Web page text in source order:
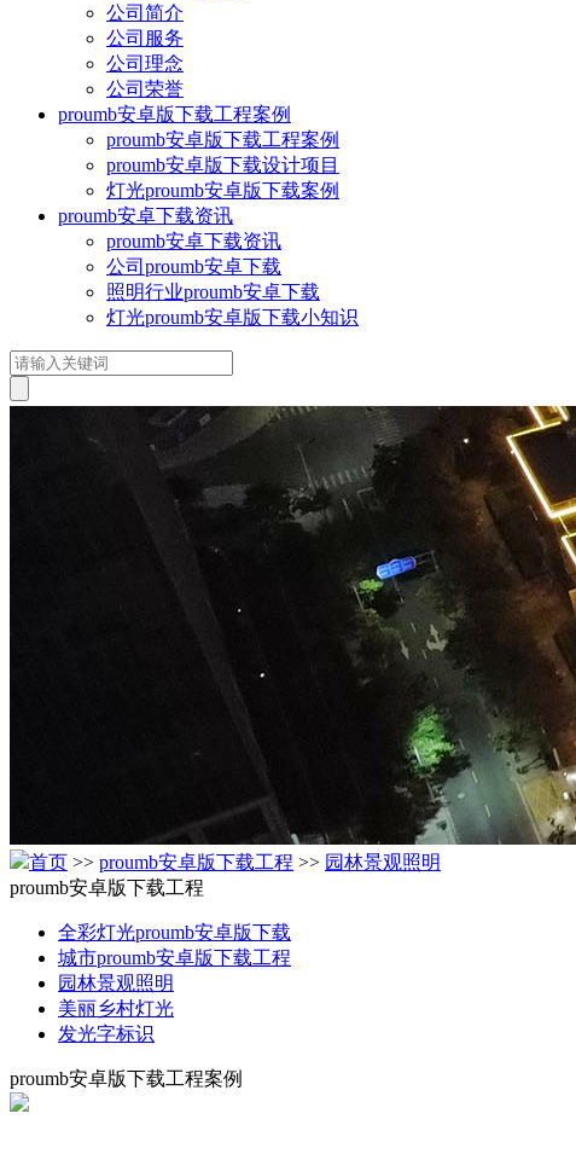
公司简介
公司服务
公司理念
公司荣誉
proumb安卓版下载工程案例
proumb安卓版下载工程案例
proumb安卓版下载设计项目
灯光proumb安卓版下载案例
proumb安卓下载资讯
proumb安卓下载资讯
公司proumb安卓下载
照明行业proumb安卓下载
灯光proumb安卓版下载小知识
首页 >> proumb安卓版下载工程 >> 园林景观照明
proumb安卓版下载工程
全彩灯光proumb安卓版下载
城市proumb安卓版下载工程
园林景观照明
美丽乡村灯光
发光字标识
proumb安卓版下载工程案例